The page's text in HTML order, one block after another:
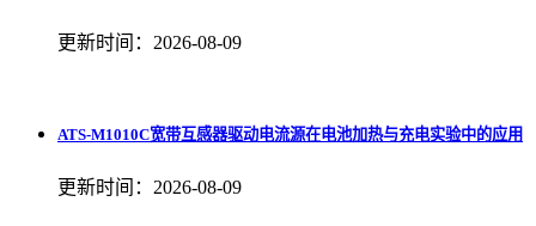
更新时间：2026-08-09
ATS-M1010C宽带互感器驱动电流源在电池加热与充电实验中的应用
更新时间：2026-08-09